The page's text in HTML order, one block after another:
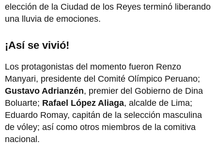
elección de la Ciudad de los Reyes terminó liberando
una lluvia de emociones.
¡Así se vivió!
Los protagonistas del momento fueron Renzo
Manyari, presidente del Comité Olímpico Peruano;
Gustavo Adrianzén, premier del Gobierno de Dina
Boluarte; Rafael López Aliaga, alcalde de Lima;
Eduardo Romay, capitán de la selección masculina
de vóley; así como otros miembros de la comitiva
nacional.